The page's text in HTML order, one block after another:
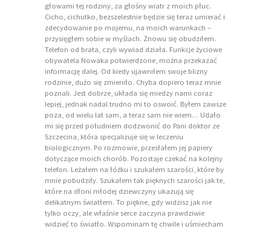
głowami tej rodziny, za głośny wiatr z moich płuc.
Cicho, cichutko, bezszelestnie będzie się teraz umierać i
zdecydowanie po mojemu, na moich warunkach –
przysięgłem sobie w myślach. Znowu się obudziłem.
Telefon od brata, czyli wywiad działa. Funkcje życiowe
obywatela Nowaka potwierdzone, można przekazać
informację dalej. Od kiedy ujawniłem swoje blizny
rodzinie, dużo się zmieniło. Chyba dopiero teraz mnie
poznali. Jest dobrze, układa się miedzy nami coraz
lepiej, jednak nadal trudno mi to oswoić. Byłem zawsze
poza, od wielu lat sam, a teraz sam nie wiem… Udało
mi się przed południem dodzwonić do Pani doktor ze
Szczecina, która specjalizuje się w leczeniu
biologicznym. Po rozmowie, przesłałem jej papiery
dotyczące moich chorób. Pozostaje czekać na kolejny
telefon. Leżałem na łóżku i szukałem szarości, które by
mnie pobudziły. Szukałem tak pięknych szarości jak te,
które na dłoni młodej dziewczyny ukazują się
delikatnym światłem. To piękne, gdy widzisz jak nie
tylko oczy, ale właśnie serce zaczyna prawdziwie
widzieć to światło. Wspominam tę chwile i uśmiecham